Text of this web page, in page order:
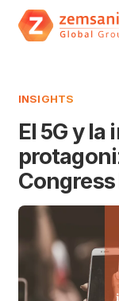
INSIGHTS
El 5G y